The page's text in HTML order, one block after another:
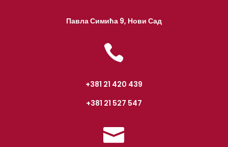
Павла Симића 9, Нови Сад

+381 21 420 439
+381 21 527 547
